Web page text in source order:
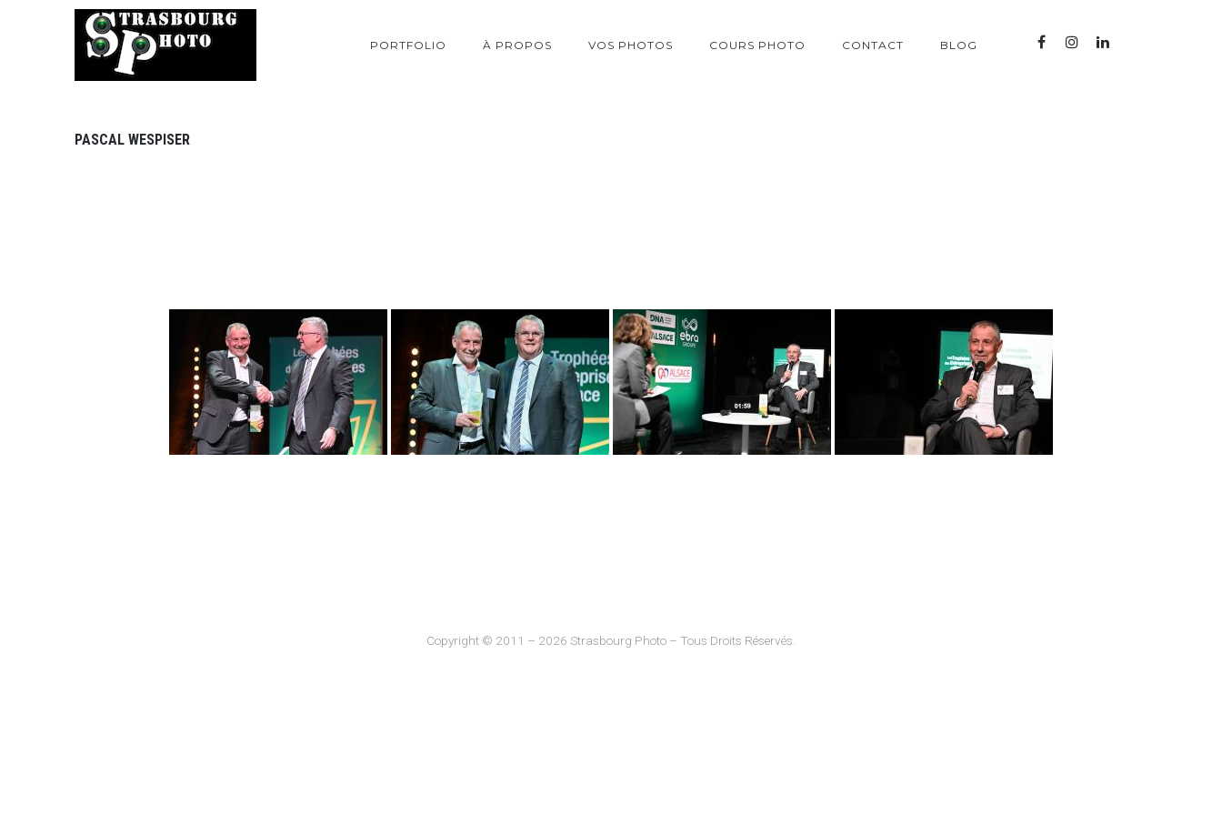
PORTFOLIO À PROPOS VOS PHOTOS COURS PHOTO CONTACT BLOG
PASCAL WESPISER
Copyright © 2011 – 2026 Strasbourg Photo – Tous Droits Réservés.